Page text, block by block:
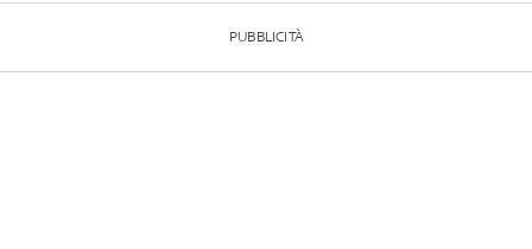
PUBBLICITÀ